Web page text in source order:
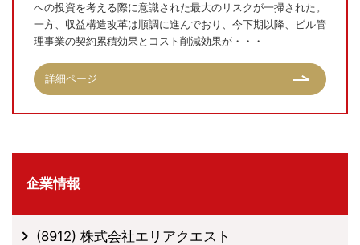
への投資を考える際に意識された最大のリスクが一掃された。
一方、収益構造改革は順調に進んでおり、今下期以降、ビル管
理事業の契約累積効果とコスト削減効果が・・・
詳細ページ
企業情報
(8912) 株式会社エリアクエスト